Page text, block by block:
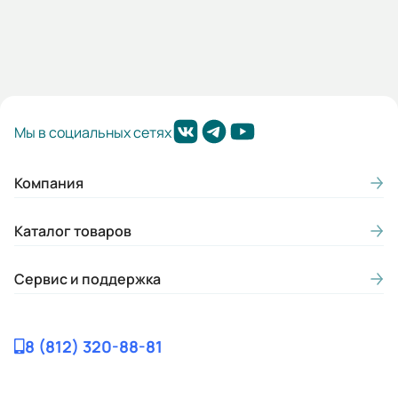
Мы в социальных сетях
Компания
Каталог товаров
Сервис и поддержка
8 (812) 320-88-81